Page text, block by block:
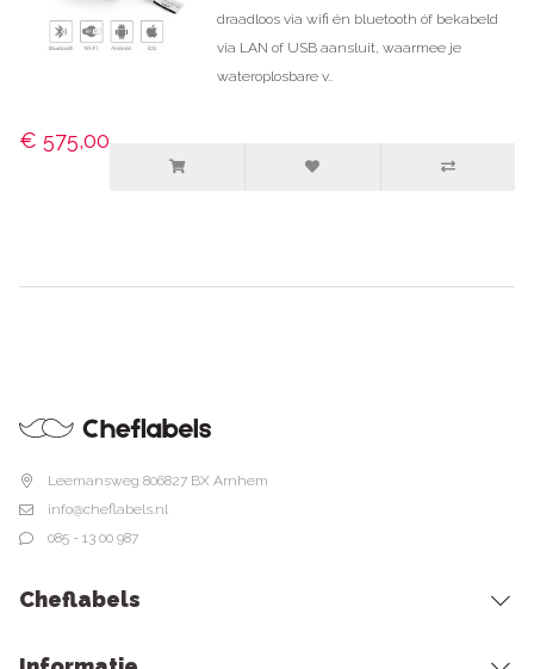
draadloos via wifi én bluetooth óf bekabeld
via LAN of USB aansluit, waarmee je
wateroplosbare v..
€ 575,00
Leemansweg 806827 BX Arnhem
info@cheflabels.nl
085 - 13 00 987
Cheflabels